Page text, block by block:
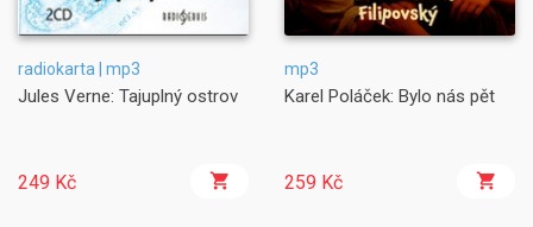
radiokarta | mp3
Jules Verne: Tajuplný ostrov
249 Kč
mp3
Karel Poláček: Bylo nás pět
259 Kč